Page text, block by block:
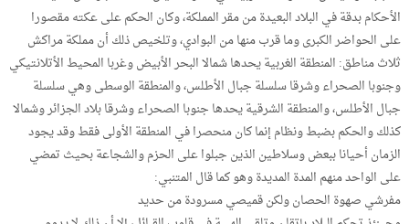
الأحكام بدقة في البلاد البعيدة من مقر المملكة، وكان الحكم على عكته مقصورا
على الحواضر الكبرى وما قرب منها من البوادي، وتلخيص ذلك أن مملكة مراكش
ثلاث مناطق: المنطقة الغربية يحدها شمالا البحر الأبيض وغربا المحيط الأتلانتيكي
وجنوبا الصحراء وشرقا سلسلة جبال الأطلس، والمنطقة الوسطى وهي سلسلة
جبال الأطلس، والمنطقة الشرقية يحدها جنوبا الصحراء وشرقا بلاد الجزائر وشمالا
كذلك والحكم بضبط ونظام إنما كان منحصرا في المنطقة الأولى فقط وقد يجود
الزمان أحيانا ببعض وسلاطين الذين جبلوا على الحزم والشجاعة بحيث تمضي
على الواحد منهم المدة المديدة وهو كما قال المتنبي:
مفرشي صهوة الحصان ولكن قميصي مسرودة من حديد